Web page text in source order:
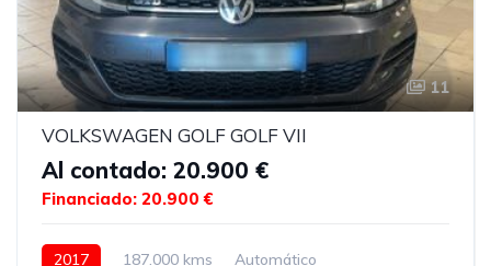
11
VOLKSWAGEN GOLF GOLF VII
Al contado: 20.900 €
Financiado: 20.900 €
2017 187.000 kms Automático